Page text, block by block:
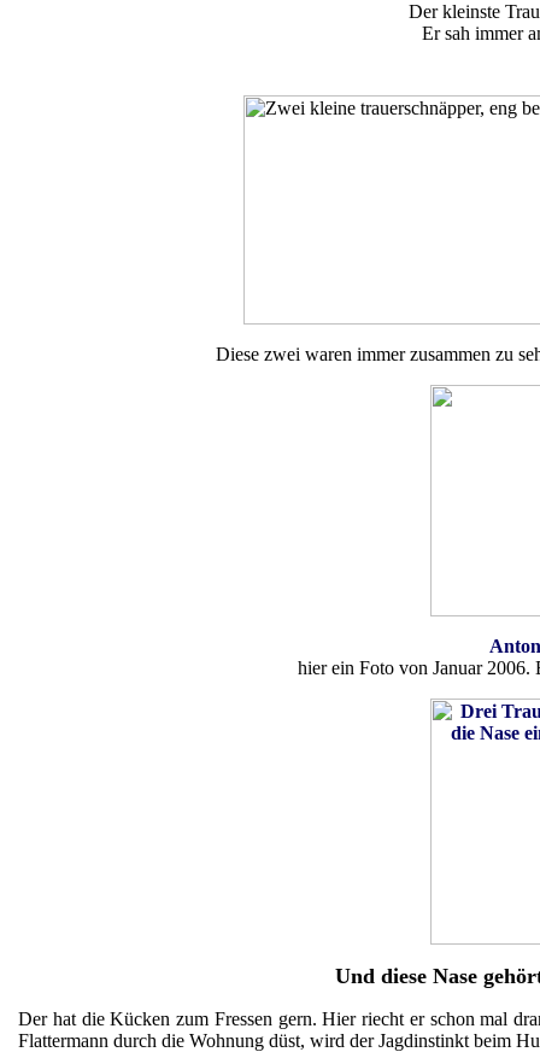
Der kleinste
Er sah immer
Diese zwei waren immer zusammen zu
hier ein Foto von Januar
Und diese Nase
Der hat die Kücken zum Fressen gern. Hier riecht er schon mal
Flattermann durch die Wohnung düst, wird der Jagdinstinkt beim